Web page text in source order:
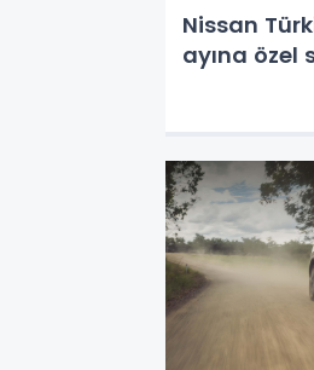
Nissan
ayına özel